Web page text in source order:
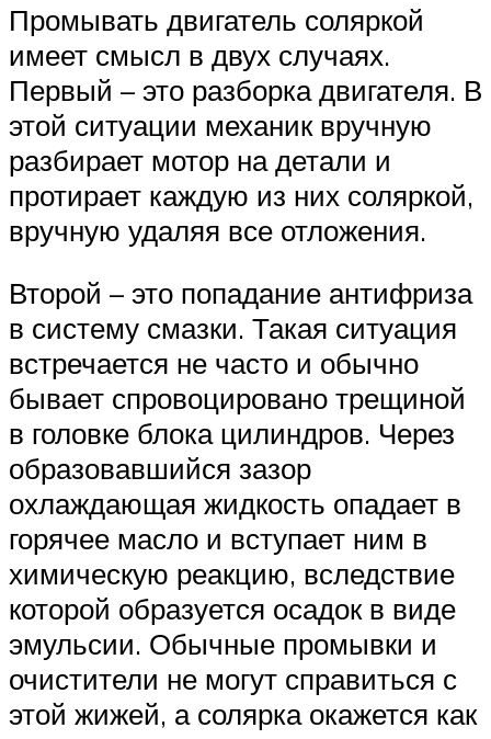
Промывать двигатель соляркой
имеет смысл в двух случаях.
Первый – это разборка двигателя. В
этой ситуации механик вручную
разбирает мотор на детали и
протирает каждую из них соляркой,
вручную удаляя все отложения.
Второй – это попадание антифриза
в систему смазки. Такая ситуация
встречается не часто и обычно
бывает спровоцировано трещиной
в головке блока цилиндров. Через
образовавшийся зазор
охлаждающая жидкость опадает в
горячее масло и вступает ним в
химическую реакцию, вследствие
которой образуется осадок в виде
эмульсии. Обычные промывки и
очистители не могут справиться с
этой жижей, а солярка окажется как